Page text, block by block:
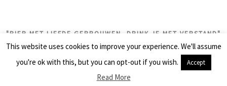
"BIER MET LIEFDE GEBROUWEN, DRINK JE MET VERSTAND"
© 2026biercolumns– Alle rechten voorbehouden
– Ontworpen met de Customizr thema
This website uses cookies to improve your experience. We'll assume
you're ok with this, but you can opt-out if you wish.
Accept
Read More